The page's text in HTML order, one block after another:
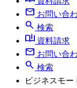
mail お問い合
search 検索
book_ribbon 資料請求
mail お問い合
search 検索
ビジネスモー